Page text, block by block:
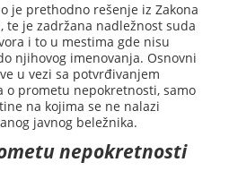
je prethodno rešenje iz Zakona
je zadržana nadležnost suda
i to u mestima gde nisu
njihovog imenovanja. Osnovni
u vezi sa potvrđivanjem
o prometu nepokretnosti, samo
na kojima se ne nalazi
javnog beležnika.
nepokretnosti